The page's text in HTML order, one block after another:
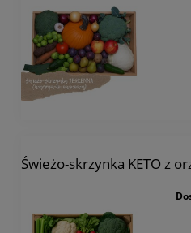
Świeżo-skrzynka KETO z